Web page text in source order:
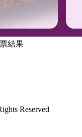
結果
Reserved